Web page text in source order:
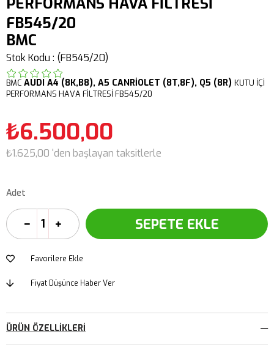
FB545/20
BMC
Stok Kodu (FB545/20)
BMC AUDI A4 (8K,B8), A5 CANRİOLET (8T,8F), Q5 (8R) KUTU İÇİ
PERFORMANS HAVA FİLTRESİ FB545/20
₺6.500,00
₺1.625,00 'den başlayan taksitlerle
Adet
Favorilere Ekle
Fiyat Düşünce Haber Ver
ÜRÜN ÖZELLIKLERI